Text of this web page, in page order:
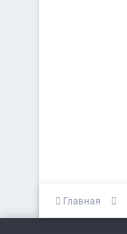
Главная